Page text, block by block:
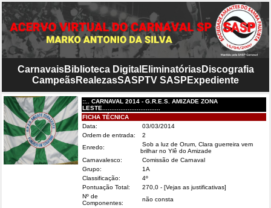
CarnavaisBiblioteca Digital EliminatóriasDiscografia
CampeãsRealezasSASPTV SASP Expediente
::.. CARNAVAL 2014 - G.R.E.S. AMIZADE ZONA
LESTE................................
FICHA TÉCNICA
Data:
03/03/2014
Ordem de entrada:
2
Enredo:
Sob a luz de Orum, Clara guerreira vem
brilhar no Ylê do Amizade
Carnavalesco:
Comissão de Carnaval
Grupo:
1A
Classificação:
4º
Pontuação Total:
270,0 - [Vejas as justificativas]
Nº de
Componentes:
não consta